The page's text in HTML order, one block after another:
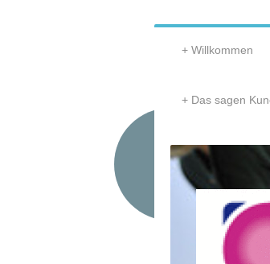
Willkommen
Das sagen